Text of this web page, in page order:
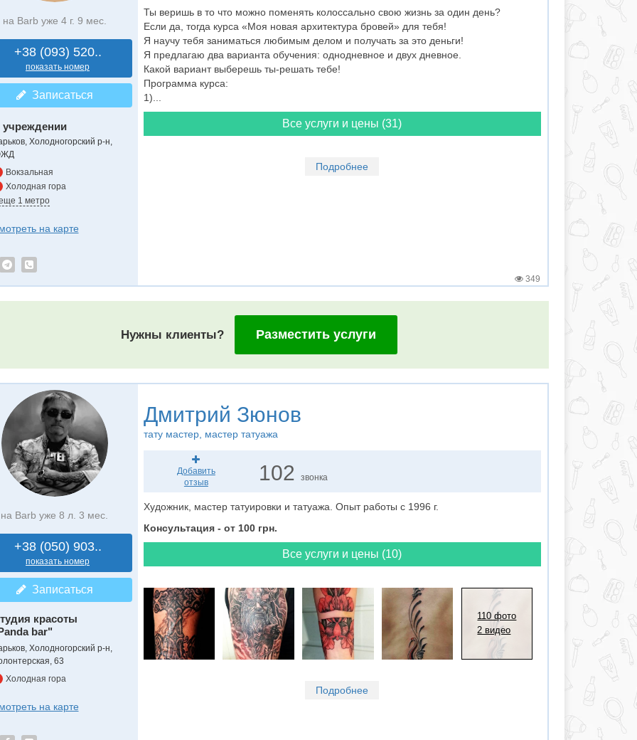
на Barb уже 4 г. 9 мес.
+38 (093) 520..
показать номер
Записаться
Холодногорский р-н,
Вокзальная
Холодная гора
1 метро
на карте
Ты веришь в то что можно поменять колоссально свою жизнь за один день?
Если да, тогда курса «Моя новая архитектура бровей» для тебя!
Я научу тебя заниматься любимым делом и получать за это деньги!
Я предлагаю два варианта обучения: однодневное и двух дневное.
Какой вариант выберешь ты-решать тебе!
Программа курса:
1)...
Все услуги и цены (31)
Подробнее
349
Нужны клиенты? Разместить услуги
на Barb уже 8 л. 3 мес.
+38 (050) 903..
показать номер
Записаться
красоты
bar"
Холодногорский р-н,
63
Холодная гора
на карте
Дмитрий Зюнов
тату мастер, мастер татуажа
Добавить
отзыв
102звонка
Художник, мастер татуировки и татуажа. Опыт работы с 1996 г.
Консультация - от 100 грн.
Все услуги и цены (10)
110 фото
2 видео
Подробнее